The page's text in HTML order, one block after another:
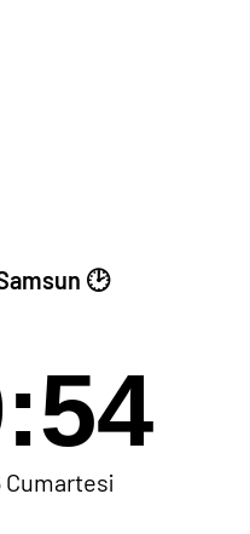
🕑
Cumartesi